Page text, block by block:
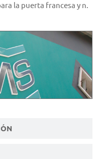
la puerta francesa y n.